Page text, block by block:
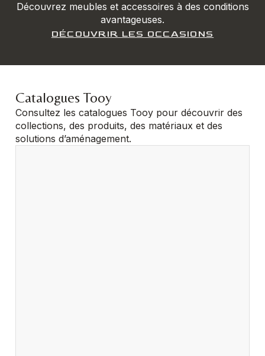
Découvrez meubles et accessoires à des conditions
avantageuses.
DÉCOUVRIR LES OCCASIONS
Catalogues Tooy
Consultez les catalogues Tooy pour découvrir des
collections, des produits, des matériaux et des
solutions d’aménagement.